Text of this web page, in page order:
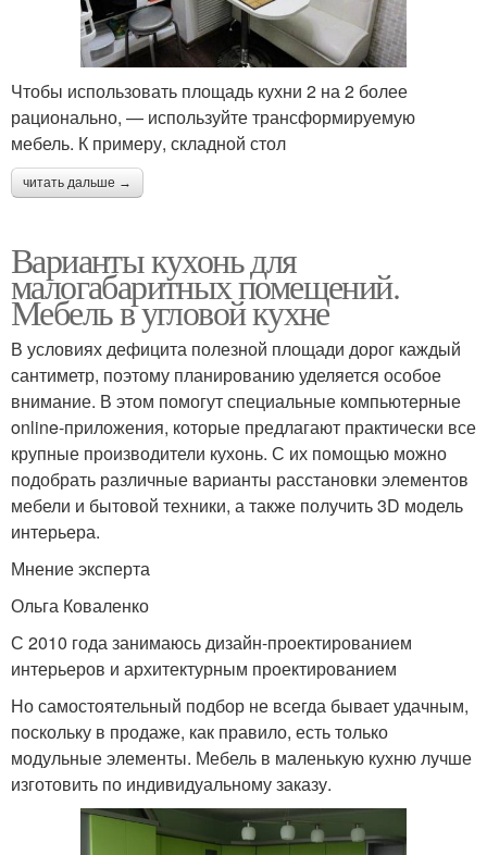
Чтобы использовать площадь кухни 2 на 2 более
рационально, — используйте трансформируемую
мебель. К примеру, складной стол
читать дальше →
Варианты кухонь для
малогабаритных помещений.
Мебель в угловой кухне
В условиях дефицита полезной площади дорог каждый
сантиметр, поэтому планированию уделяется особое
внимание. В этом помогут специальные компьютерные
online-приложения, которые предлагают практически все
крупные производители кухонь. С их помощью можно
подобрать различные варианты расстановки элементов
мебели и бытовой техники, а также получить 3D модель
интерьера.
Мнение эксперта
Ольга Коваленко
С 2010 года занимаюсь дизайн-проектированием
интерьеров и архитектурным проектированием
Но самостоятельный подбор не всегда бывает удачным,
поскольку в продаже, как правило, есть только
модульные элементы. Мебель в маленькую кухню лучше
изготовить по индивидуальному заказу.